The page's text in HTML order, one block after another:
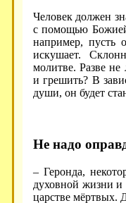
Человек должен
с помощью
например, пусть
искушает.
молитве. Разве
и грешить? В
души, он будет
Не надо
– Геронда,
духовной жизни и
царстве мёртвых.